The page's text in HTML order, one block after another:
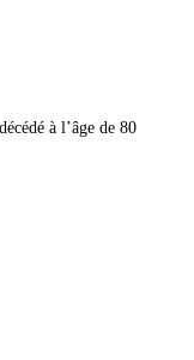
à l’âge de 80